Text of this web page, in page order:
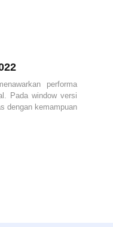
performa
Pada window versi
dengan kemampuan